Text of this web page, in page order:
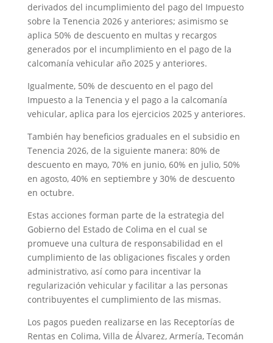
derivados del incumplimiento del pago del Impuesto
sobre la Tenencia 2026 y anteriores; asimismo se
aplica 50% de descuento en multas y recargos
generados por el incumplimiento en el pago de la
calcomanía vehicular año 2025 y anteriores.
Igualmente, 50% de descuento en el pago del
Impuesto a la Tenencia y el pago a la calcomanía
vehicular, aplica para los ejercicios 2025 y anteriores.
También hay beneficios graduales en el subsidio en
Tenencia 2026, de la siguiente manera: 80% de
descuento en mayo, 70% en junio, 60% en julio, 50%
en agosto, 40% en septiembre y 30% de descuento
en octubre.
Estas acciones forman parte de la estrategia del
Gobierno del Estado de Colima en el cual se
promueve una cultura de responsabilidad en el
cumplimiento de las obligaciones fiscales y orden
administrativo, así como para incentivar la
regularización vehicular y facilitar a las personas
contribuyentes el cumplimiento de las mismas.
Los pagos pueden realizarse en las Receptorías de
Rentas en Colima, Villa de Álvarez, Armería, Tecomán